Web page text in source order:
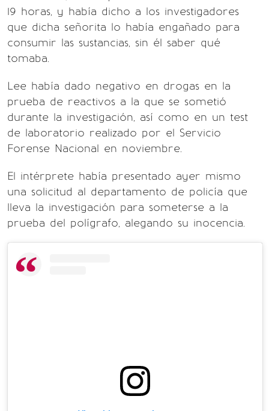
19 horas, y había dicho a los investigadores
que dicha señorita lo había engañado para
consumir las sustancias, sin él saber qué
tomaba.
Lee había dado negativo en drogas en la
prueba de reactivos a la que se sometió
durante la investigación, así como en un test
de laboratorio realizado por el Servicio
Forense Nacional en noviembre.
El intérprete había presentado ayer mismo
una solicitud al departamento de policía que
lleva la investigación para someterse a la
prueba del polígrafo, alegando su inocencia.